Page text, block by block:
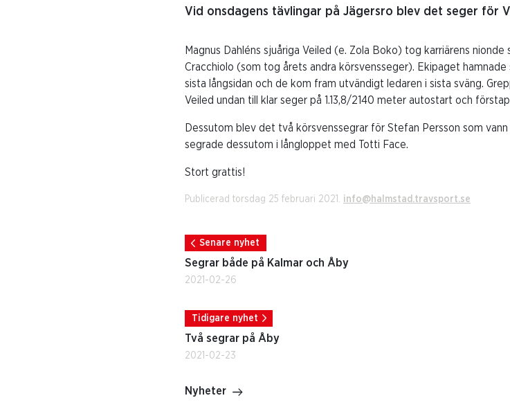
Vid onsdagens tävlingar på Jägersro blev det seger för
Magnus Dahléns sjuåriga Veiled (e. Zola Boko) tog karriärens
Cracchiolo (som tog årets andra körsvensseger). Ekipaget
sista långsidan och de kom fram utvändigt ledaren i sista sväng.
Veiled undan till klar seger på 1.13,8/2140 meter autostart och
Dessutom blev det två körsvenssegrar för Stefan Persson som
segrade dessutom i långloppet med Totti Face.
Stort grattis!
Publicerad torsdag 25 februari 2021. info@halmstad.travsport.se
Senare nyhet
Segrar både på Kalmar och Åby
2021-02-26
Tidigare nyhet
Två segrar på Åby
2021-02-23
Nyheter